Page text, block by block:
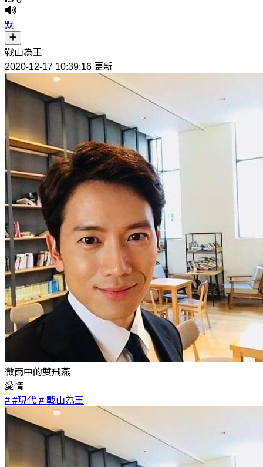
默
戰山為王
2020-12-17 10:39:16 更新
微雨中的雙飛燕
愛情
# #現代 # 戰山為王